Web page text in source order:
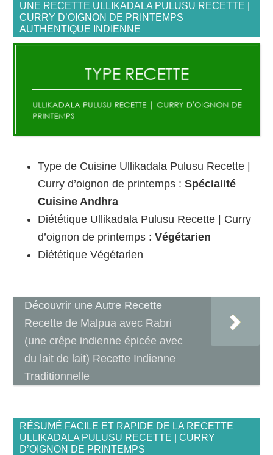
UNE RECETTE ULLIKADALA PULUSU RECETTE |
CURRY D’OIGNON DE PRINTEMPS
AUTHENTIQUE INDIENNE
Type de Cuisine Ullikadala Pulusu Recette |
Curry d’oignon de printemps :Spécialité
Cuisine Andhra
Diététique Ullikadala Pulusu Recette | Curry
d’oignon de printemps :Végétarien
Diététique Végétarien
Découvrir une Autre Recette
Recette de Malpua avec Rabri
(une crêpe indienne épicée avec
du lait de lait) Recette Indienne
Traditionnelle
RÉSUMÉ FACILE ET RAPIDE DE LA RECETTE
ULLIKADALA PULUSU RECETTE | CURRY
D’OIGNON DE PRINTEMPS